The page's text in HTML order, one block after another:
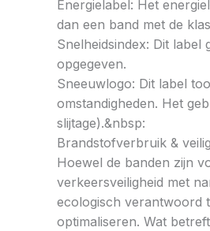
Energielabel: Het
dan een band met de
Snelheidsindex: Dit
opgegeven.
Sneeuwlogo: Dit label
omstandigheden. Het
slijtage).&nbsp:
Brandstofverbruik &
Hoewel de banden zijn
verkeersveiligheid met
ecologisch verantwoord
optimaliseren. Wat